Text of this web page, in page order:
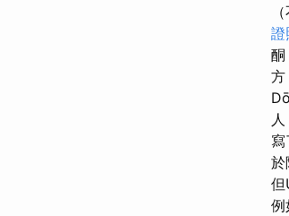
證
酮
方
寫
於
但
例